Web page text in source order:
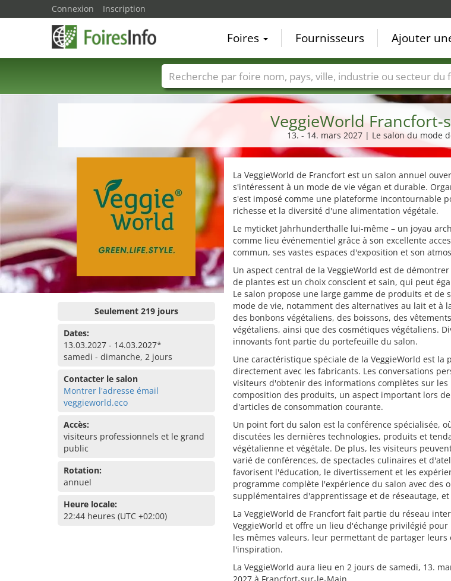
VeggieWorld Francfort-
13. - 14. mars 2027 | Le salon du mode
Seulement 219 jours
Dates:
13.03.2027 - 14.03.2027*
samedi - dimanche, 2 jours
Contacter le salon
Montrer l'adresse émail
veggieworld.eco
Accès:
visiteurs professionnels et le grand
public
Rotation:
annuel
Heure locale:
22:44 heures (UTC +02:00)
La VeggieWorld de Francfort est un salon annuel
s'intéressent à un mode de vie végan et durable.
s'est imposé comme une plateforme incontournable
richesse et la diversité d'une alimentation végétale.
Le myticket Jahrhunderthalle lui-même – un joyau
comme lieu événementiel grâce à son excellente
commun, ses vastes espaces d'exposition et son
Un aspect central de la VeggieWorld est de
de plantes est un choix conscient et sain, qui peut
Le salon propose une large gamme de produits et de
mode de vie, notamment des alternatives au lait et à
des bonbons végétaliens, des boissons, des
végétaliens, ainsi que des cosmétiques végétaliens.
innovants font partie du portefeuille du salon.
Une caractéristique spéciale de la VeggieWorld est
directement avec les fabricants. Les conversations
visiteurs d'obtenir des informations complètes sur
composition des produits, un aspect important lors
d'articles de consommation courante.
Un point fort du salon est la conférence spécialisée,
discutées les dernières technologies, produits et
végétalienne et végétale. De plus, les visiteurs
varié de conférences, de spectacles culinaires et
favorisent l'éducation, le divertissement et les
programme complète l'expérience du salon avec des
supplémentaires d'apprentissage et de réseautage,
La VeggieWorld de Francfort fait partie du réseau
VeggieWorld et offre un lieu d'échange privilégié
les mêmes valeurs, leur permettant de partager
l'inspiration.
La VeggieWorld aura lieu en 2 jours de samedi, 13.
Connexion Inscription
Foires Fournisseurs Ajouter
Foire noms Pays Villes Secteurs de foire Secteurs